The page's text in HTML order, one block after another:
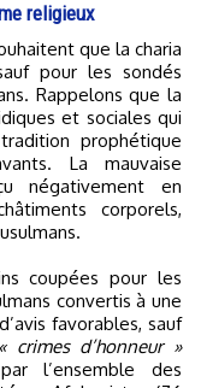
religieux
pour les sondés
Rappelons que la
et sociales qui
prophétique
La mauvaise
négativement en
corporels,
coupées pour les
convertis à une
favorables, sauf
« crimes d’honneur »
l’ensemble des